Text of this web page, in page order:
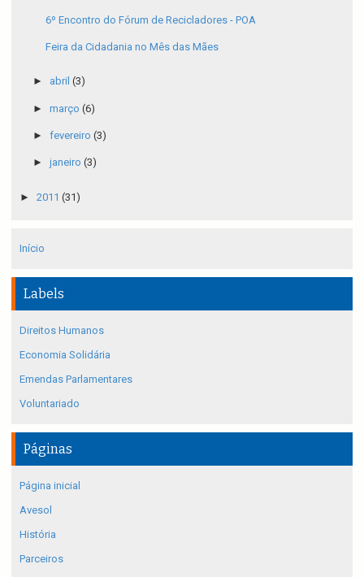
6º Encontro do Fórum de Recicladores - POA
Feira da Cidadania no Mês das Mães
► abril (3)
► março (6)
► fevereiro (3)
► janeiro (3)
► 2011 (31)
Início
Labels
Direitos Humanos
Economia Solidária
Emendas Parlamentares
Voluntariado
Páginas
Página inicial
Avesol
História
Parceiros